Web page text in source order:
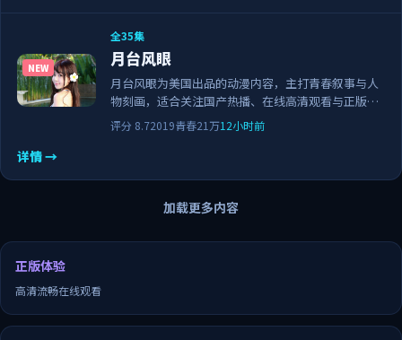
NEW
全35集
月台风眼
月台风眼为美国出品的动漫内容，主打青春叙事与人
物刻画，适合关注国产热播、在线高清观看与正版资
源的观众。剧情节奏紧凑，画面清晰流畅，可作为日
评分 8.72019青春21万12小时前
详情 →
加载更多内容
正版体验
高清流畅在线观看